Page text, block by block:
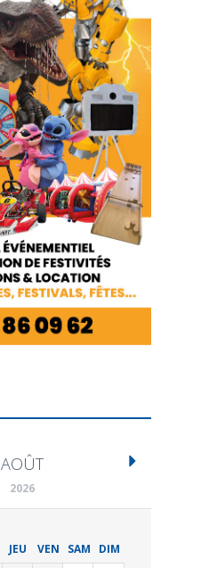
AOÛT
2026
JEU VEN SAM DIM